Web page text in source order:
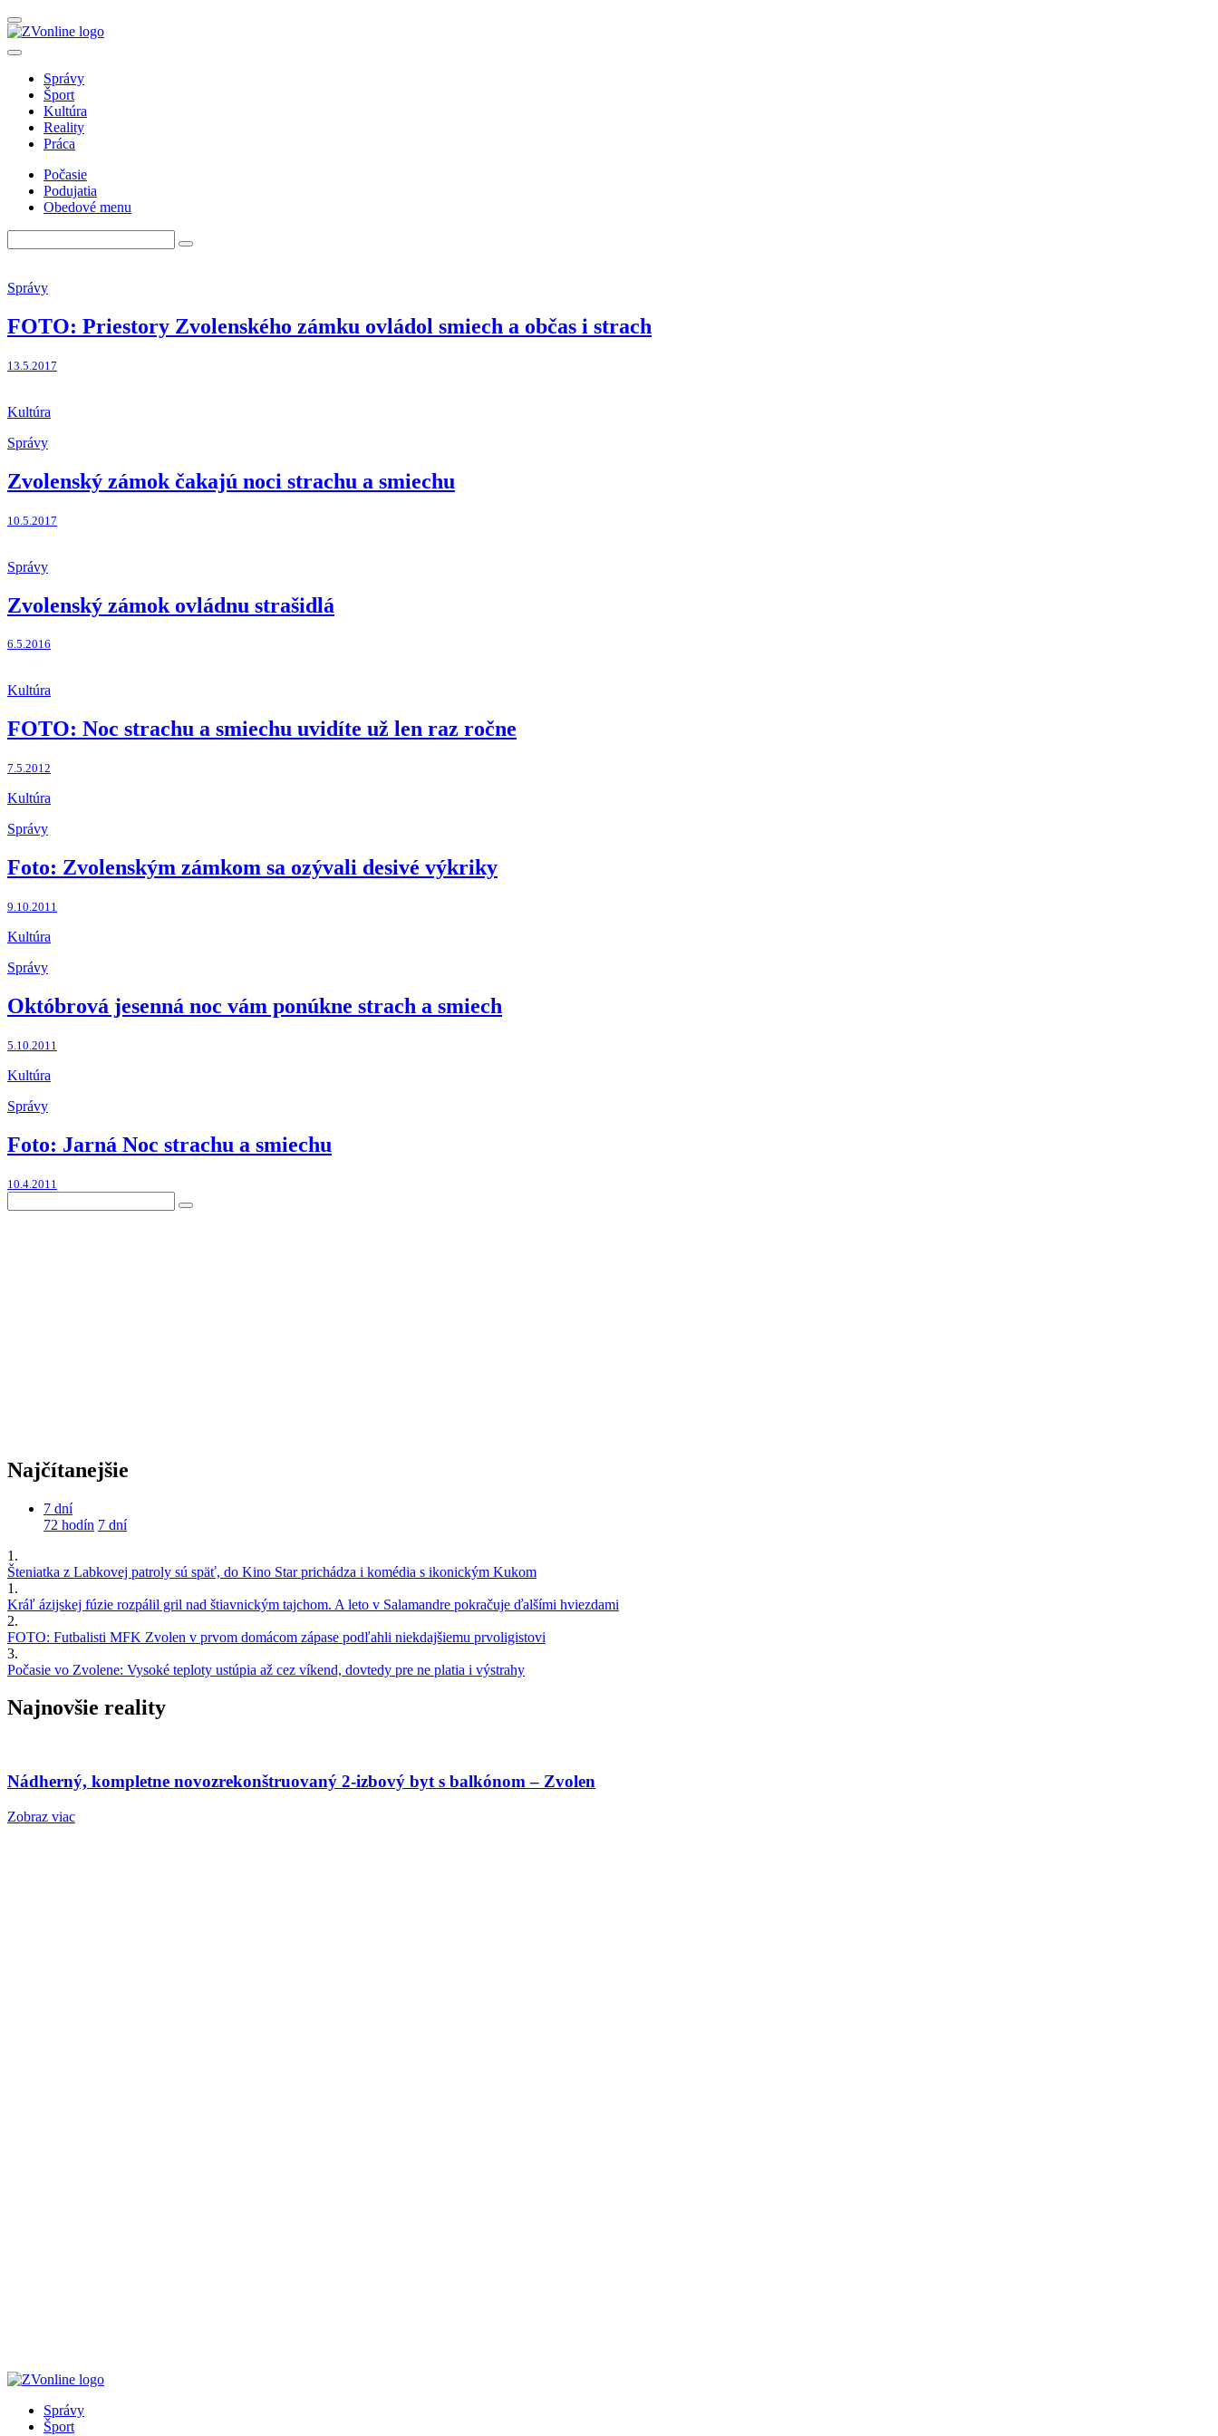
Správy
Šport
Kultúra
Reality
Práca
Počasie
Podujatia
Obedové menu
Správy
FOTO: Priestory Zvolenského zámku ovládol smiech a občas i strach
13.5.2017
Kultúra
Správy
Zvolenský zámok čakajú noci strachu a smiechu
10.5.2017
Správy
Zvolenský zámok ovládnu strašidlá
6.5.2016
Kultúra
FOTO: Noc strachu a smiechu uvidíte už len raz ročne
7.5.2012
Kultúra
Správy
Foto: Zvolenským zámkom sa ozývali desivé výkriky
9.10.2011
Kultúra
Správy
Októbrová jesenná noc vám ponúkne strach a smiech
5.10.2011
Kultúra
Správy
Foto: Jarná Noc strachu a smiechu
10.4.2011
Najčítanejšie
7 dní
72 hodín 7 dní
1.
Šteniatka z Labkovej patroly sú späť, do Kino Star prichádza i komédia s ikonickým Kukom
1.
Kráľ ázijskej fúzie rozpálil gril nad štiavnickým tajchom. A leto v Salamandre pokračuje ďalšími hviezdami
2.
FOTO: Futbalisti MFK Zvolen v prvom domácom zápase podľahli niekdajšiemu prvoligistovi
3.
Počasie vo Zvolene: Vysoké teploty ustúpia až cez víkend, dovtedy pre ne platia i výstrahy
Najnovšie reality
Nádherný, kompletne novozrekonštruovaný 2-izbový byt s balkónom – Zvolen
Zobraz viac
Správy
Šport